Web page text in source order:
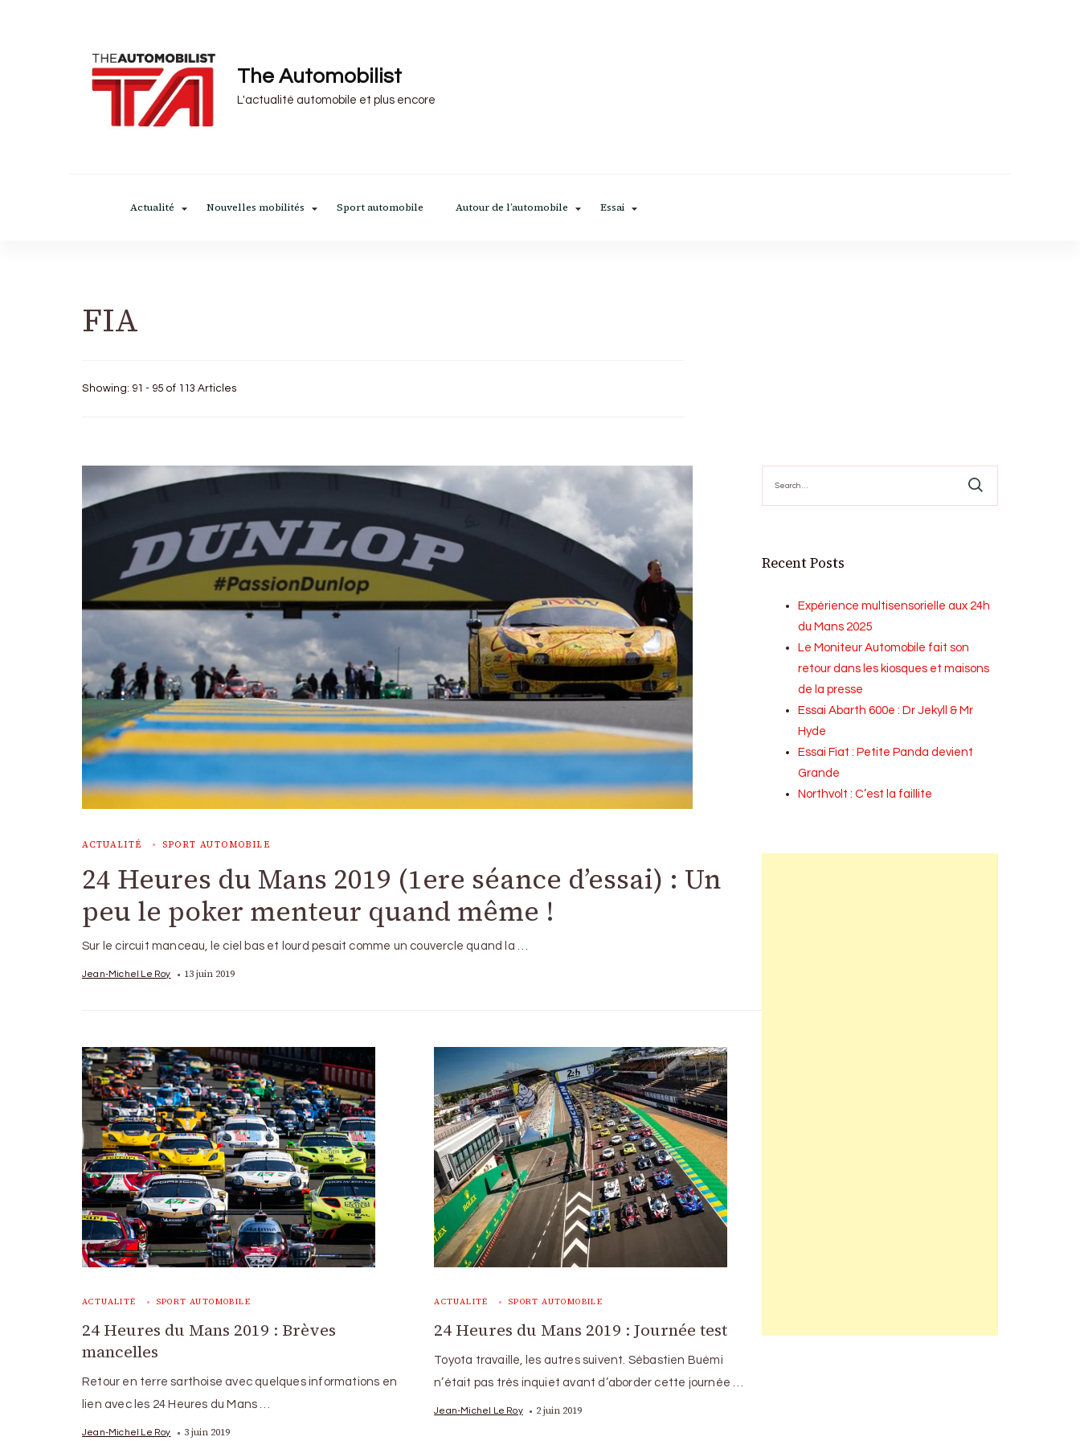
The Automobilist
L'actualité automobile et plus encore
Actualité Nouvelles mobilités Sport automobile Autour de l’automobile Essai
FIA
Showing: 91 - 95 of 113 Articles
ACTUALITÉ SPORT AUTOMOBILE
24 Heures du Mans 2019 (1ere séance d’essai) : Un
peu le poker menteur quand même !
Sur le circuit manceau, le ciel bas et lourd pesait comme un couvercle quand la …
Jean-Michel Le Roy 13 juin 2019
ACTUALITÉ SPORT AUTOMOBILE
24 Heures du Mans 2019 : Brèves
mancelles
Retour en terre sarthoise avec quelques informations en
lien avec les 24 Heures du Mans …
Jean-Michel Le Roy 3 juin 2019
ACTUALITÉ SPORT AUTOMOBILE
24 Heures du Mans 2019 : Journée test
Toyota travaille, les autres suivent. Sébastien Buémi
n’était pas très inquiet avant d’aborder cette journée …
Jean-Michel Le Roy 2 juin 2019
for:
Recent Posts
Expérience multisensorielle aux 24h
du Mans 2025
Le Moniteur Automobile fait son
retour dans les kiosques et maisons
de la presse
Essai Abarth 600e : Dr Jekyll & Mr
Hyde
Essai Fiat : Petite Panda devient
Grande
Northvolt : C’est la faillite